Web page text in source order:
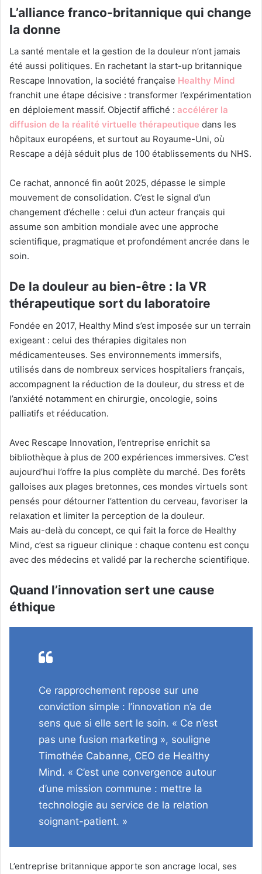
L’alliance franco-britannique qui change
la donne
La santé mentale et la gestion de la douleur n’ont jamais
été aussi politiques. En rachetant la start-up britannique
Rescape Innovation, la société française Healthy Mind
franchit une étape décisive : transformer l’expérimentation
en déploiement massif. Objectif affiché : accélérer la
diffusion de la réalité virtuelle thérapeutique dans les
hôpitaux européens, et surtout au Royaume-Uni, où
Rescape a déjà séduit plus de 100 établissements du NHS.
Ce rachat, annoncé fin août 2025, dépasse le simple
mouvement de consolidation. C’est le signal d’un
changement d’échelle : celui d’un acteur français qui
assume son ambition mondiale avec une approche
scientifique, pragmatique et profondément ancrée dans le
soin.
De la douleur au bien-être : la VR
thérapeutique sort du laboratoire
Fondée en 2017, Healthy Mind s’est imposée sur un terrain
exigeant : celui des thérapies digitales non
médicamenteuses. Ses environnements immersifs,
utilisés dans de nombreux services hospitaliers français,
accompagnent la réduction de la douleur, du stress et de
l’anxiété notamment en chirurgie, oncologie, soins
palliatifs et rééducation.
Avec Rescape Innovation, l’entreprise enrichit sa
bibliothèque à plus de 200 expériences immersives. C’est
aujourd’hui l’offre la plus complète du marché. Des forêts
galloises aux plages bretonnes, ces mondes virtuels sont
pensés pour détourner l’attention du cerveau, favoriser la
relaxation et limiter la perception de la douleur.
Mais au-delà du concept, ce qui fait la force de Healthy
Mind, c’est sa rigueur clinique : chaque contenu est conçu
avec des médecins et validé par la recherche scientifique.
Quand l’innovation sert une cause
éthique
Ce rapprochement repose sur une
conviction simple : l’innovation n’a de
sens que si elle sert le soin. « Ce n’est
pas une fusion marketing », souligne
Timothée Cabanne, CEO de Healthy
Mind. « C’est une convergence autour
d’une mission commune : mettre la
technologie au service de la relation
soignant-patient. »
L’entreprise britannique apporte son ancrage local, ses